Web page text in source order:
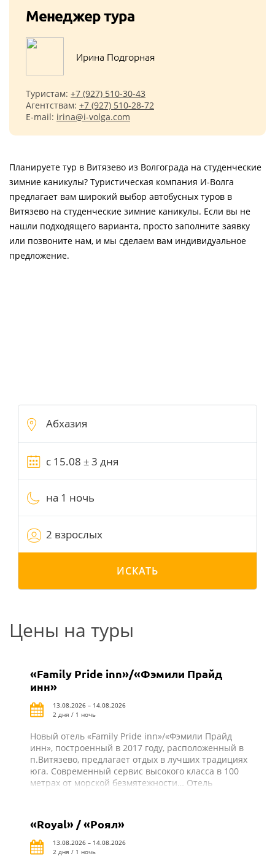
Менеджер тура
Ирина Подгорная
Туристам: +7 (927) 510-30-43
Агентствам: +7 (927) 510-28-72
E-mail: irina@i-volga.com
Планируете тур в Витязево из Волгограда на студенческие
зимние каникулы? Туристическая компания И-Волга
предлагает вам широкий выбор автобусных туров в
Витязево на студенческие зимние каникулы. Если вы не
нашли подходящего варианта, просто заполните заявку
или позвоните нам, и мы сделаем вам индивидуальное
предложение.
на 1 ночь
2 взрослых
ИСКАТЬ
Цены на туры
«Family Pride inn»/«Фэмили Прайд
инн»
13.08.2026 – 14.08.2026
2 дня / 1 ночь
Новый отель «Family Pride inn»/«Фэмили Прайд
инн», построенный в 2017 году, расположенный в
п.Витязево, предлагает отдых в лучших традициях
юга. Современный сервис высокого класса в 100
метрах от морской безмятежности… Отель
доступности: дельфинарий, аквапарк,
аттракционы, ночные клубы, бары, рестораны.
«Royal» / «Роял»
13.08.2026 – 14.08.2026
2 дня / 1 ночь